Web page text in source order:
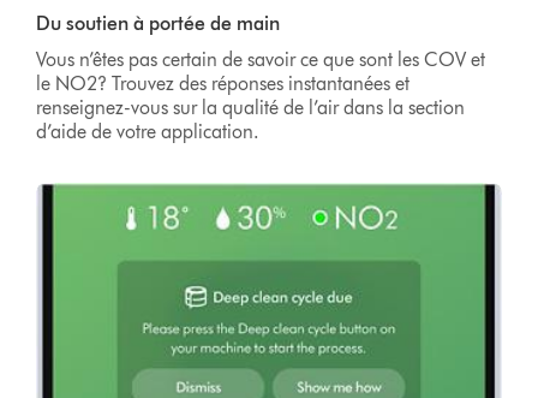
Du soutien à portée de main
Vous n’êtes pas certain de savoir ce que sont les COV et
le NO2? Trouvez des réponses instantanées et
renseignez-vous sur la qualité de l’air dans la section
d’aide de votre application.